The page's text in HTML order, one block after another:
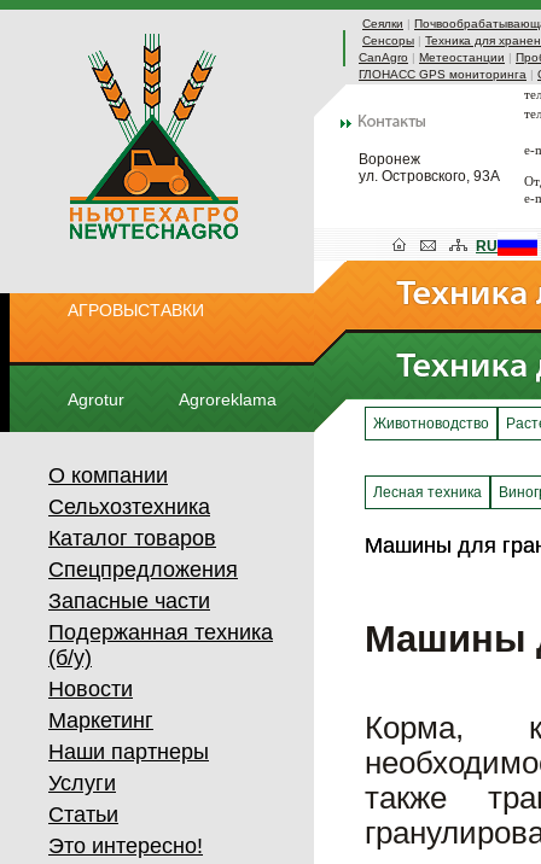
Сеялки |
Сенсоры | Техника для
CanAgro | Метеостанции |
ГЛОНАСС GPS мониторинга |
Воронеж
ул. Островского, 93А
e-
e-
АГРОВЫСТАВКИ
Agrotur Agroreklama
RU
О компании
Сельхозтехника
Каталог товаров
Спецпредложения
Запасные части
Подержанная техника
(б/у)
Новости
Маркетинг
Наши партнеры
Услуги
Статьи
Это интересно!
Животноводство
Лесная техника
Машины для
Машины для
Машины
Корма,
также